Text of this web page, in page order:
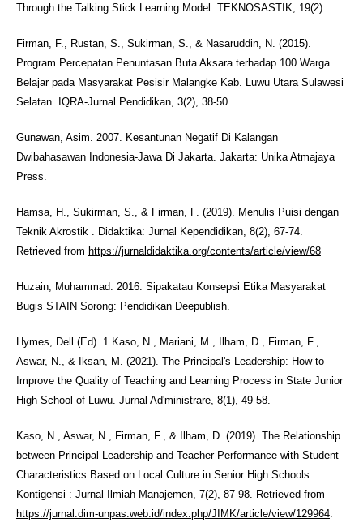
Through the Talking Stick Learning Model. TEKNOSASTIK, 19(2).
Firman, F., Rustan, S., Sukirman, S., & Nasaruddin, N. (2015).
Program Percepatan Penuntasan Buta Aksara terhadap 100 Warga
Belajar pada Masyarakat Pesisir Malangke Kab. Luwu Utara Sulawesi
Selatan. IQRA-Jurnal Pendidikan, 3(2), 38-50.
Gunawan, Asim. 2007. Kesantunan Negatif Di Kalangan
Dwibahasawan Indonesia-Jawa Di Jakarta. Jakarta: Unika Atmajaya
Press.
Hamsa, H., Sukirman, S., & Firman, F. (2019). Menulis Puisi dengan
Teknik Akrostik . Didaktika: Jurnal Kependidikan, 8(2), 67-74.
Retrieved from https://jurnaldidaktika.org/contents/article/view/68
Huzain, Muhammad. 2016. Sipakatau Konsepsi Etika Masyarakat
Bugis STAIN Sorong: Pendidikan Deepublish.
Hymes, Dell (Ed). 1 Kaso, N., Mariani, M., Ilham, D., Firman, F.,
Aswar, N., & Iksan, M. (2021). The Principal's Leadership: How to
Improve the Quality of Teaching and Learning Process in State Junior
High School of Luwu. Jurnal Ad'ministrare, 8(1), 49-58.
Kaso, N., Aswar, N., Firman, F., & Ilham, D. (2019). The Relationship
between Principal Leadership and Teacher Performance with Student
Characteristics Based on Local Culture in Senior High Schools.
Kontigensi : Jurnal Ilmiah Manajemen, 7(2), 87-98. Retrieved from
https://jurnal.dim-unpas.web.id/index.php/JIMK/article/view/129964.